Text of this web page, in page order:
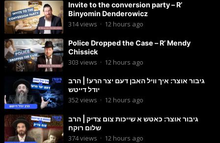
Invite to the conversion party – R’
Binyomin Denderowicz
314views · 12 hours ago
Police Dropped the Case – R’ Mendy
Chissick
303 views · 12 hours ago
גיבור אוצר: איך וויל האבן דעם יצר הרע! | הרב
יודל דייטש
352views · 12 hours ago
גיבור אוצר: כאטש א שייכות צום צדיק | הרב
שלום רוקח
374views · 12 hours ago